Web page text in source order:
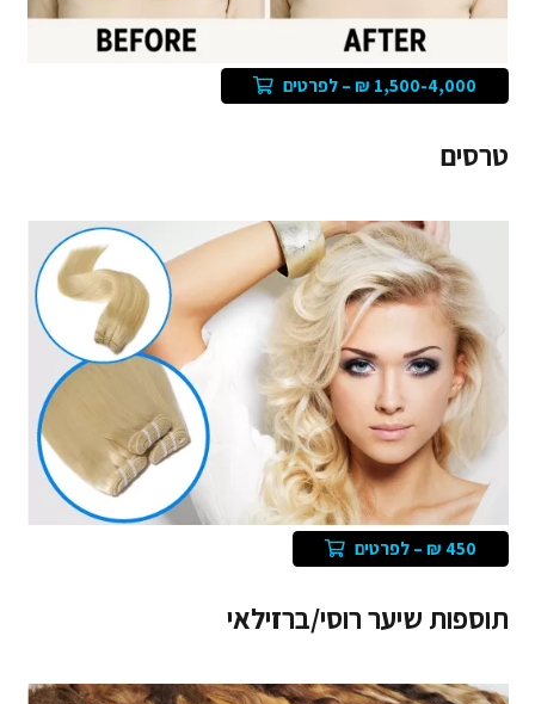
1,500-4,000 ₪ – לפרטים
טרסים
450 ₪ – לפרטים
תוספות שיער רוסי/ברזילאי